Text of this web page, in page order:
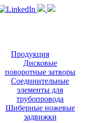
Продукция
Дисковые
поворотные затворы
Соединительные
элементы для
трубопровода
Шиберные ножевые
задвижки